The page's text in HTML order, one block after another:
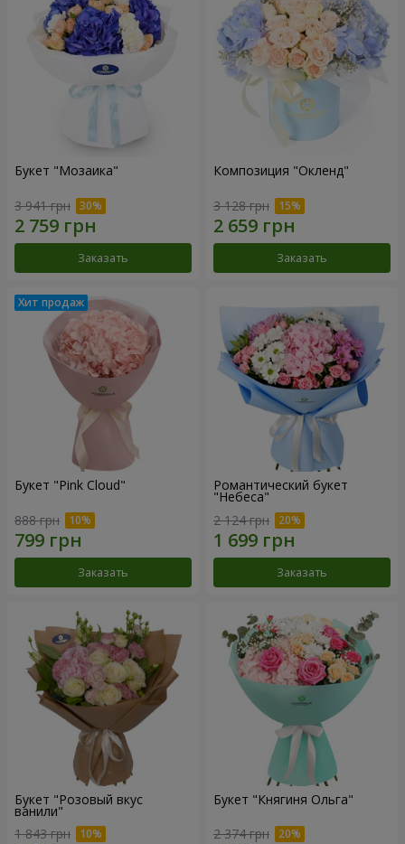
Букет "Мозаика"
3 941 грн
Заказать
Композиция "Окленд"
3 128 грн
Заказать
Букет "Pink Cloud"
888 грн
Заказать
Романтический букет
"Небеса"
2 124 грн
Заказать
Букет "Розовый вкус
ванили"
1 843 грн
Букет "Княгиня Ольга"
2 374 грн